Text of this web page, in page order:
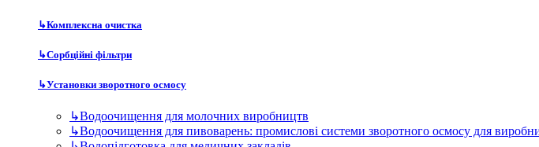
↳Комплексна очистка
↳Сорбційні фільтри
↳Установки зворотного осмосу
↳Водоочищення для молочних виробництв
↳Водоочищення для пивоварень: промислові системи зворотного осмосу для